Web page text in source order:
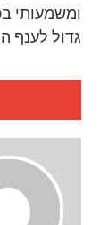
ומשמעותי
גדול לענף